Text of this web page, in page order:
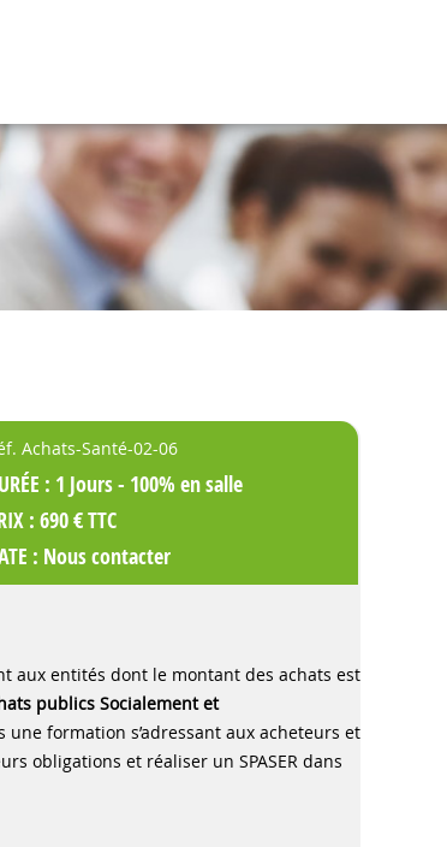
Achats-Santé-02-06
: 1 Jours - 100% en salle
: 690 € TTC
: Nous contacter
aux entités dont le montant des achats est
publics Socialement et
une formation s’adressant aux acheteurs et
obligations et réaliser un SPASER dans